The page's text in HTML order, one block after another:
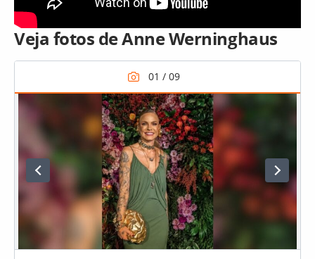
Veja fotos de Anne Werninghaus